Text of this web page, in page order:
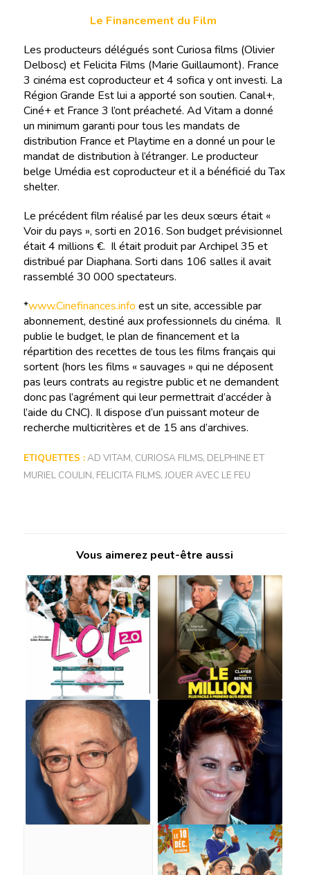
Le Financement du Film
Les producteurs délégués sont Curiosa films (Olivier
Delbosc) et Felicita Films (Marie Guillaumont). France
3 cinéma est coproducteur et 4 sofica y ont investi. La
Région Grande Est lui a apporté son soutien. Canal+,
Ciné+ et France 3 l’ont préacheté. Ad Vitam a donné
un minimum garanti pour tous les mandats de
distribution France et Playtime en a donné un pour le
mandat de distribution à l’étranger. Le producteur
belge Umédia est coproducteur et il a bénéficié du Tax
shelter.
Le précédent film réalisé par les deux sœurs était «
Voir du pays », sorti en 2016. Son budget prévisionnel
était 4 millions €. Il était produit par Archipel 35 et
distribué par Diaphana. Sorti dans 106 salles il avait
rassemblé 30 000 spectateurs.
*www.Cinefinances.info est un site, accessible par
abonnement, destiné aux professionnels du cinéma. Il
publie le budget, le plan de financement et la
répartition des recettes de tous les films français qui
sortent (hors les films « sauvages » qui ne déposent
pas leurs contrats au registre public et ne demandent
donc pas l’agrément qui leur permettrait d’accéder à
l’aide du CNC). Il dispose d’un puissant moteur de
recherche multicritères et de 15 ans d’archives.
ETIQUETTES :AD VITAM, CURIOSA FILMS, DELPHINE ET
MURIEL COULIN, FELICITA FILMS,JOUER AVEC LE FEU
Vous aimerez peut-être aussi